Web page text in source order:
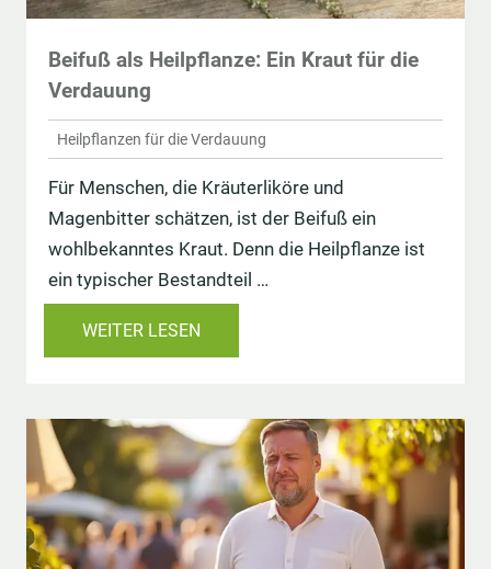
Beifuß als Heilpflanze: Ein Kraut für die
Verdauung
Heilpflanzen für die Verdauung
Für Menschen, die Kräuterliköre und
Magenbitter schätzen, ist der Beifuß ein
wohlbekanntes Kraut. Denn die Heilpflanze ist
ein typischer Bestandteil …
WEITER LESEN